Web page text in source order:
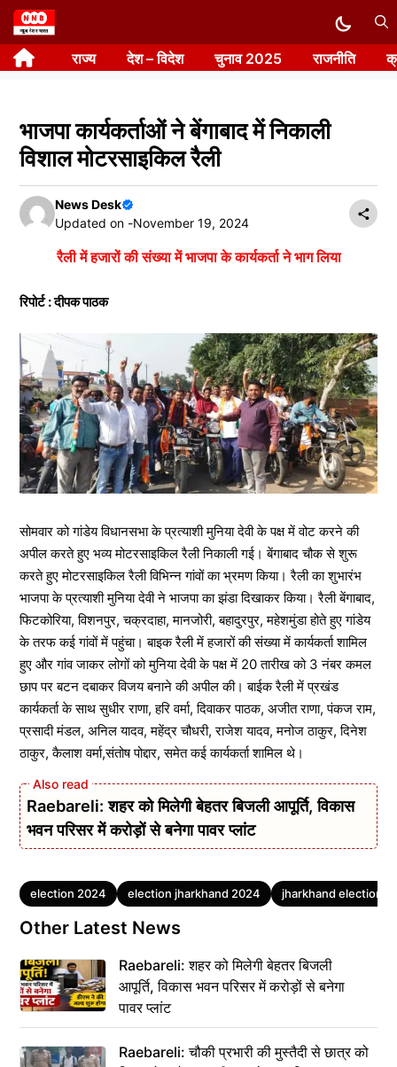
Skip
to
content राज्य देश – विदेश चुनाव 2025 राजनीति
भाजपा कार्यकर्ताओं ने बेंगाबाद में निकाली
विशाल मोटरसाइकिल रैली
News Desk
Updated on -November 19, 2024
रैली में हजारों की संख्या में भाजपा के कार्यकर्ता ने भाग लिया
रिपोर्ट : दीपक पाठक
सोमवार को गांडेय विधानसभा के प्रत्याशी मुनिया देवी के पक्ष में वोट करने की
अपील करते हुए भव्य मोटरसाइकिल रैली निकाली गई। बेंगाबाद चौक से शुरू
करते हुए मोटरसाइकिल रैली विभिन्न गांवों का भ्रमण किया। रैली का शुभारंभ
भाजपा के प्रत्याशी मुनिया देवी ने भाजपा का झंडा दिखाकर किया। रैली बेंगाबाद,
फिटकोरिया, विशनपुर, चक्रदाहा, मानजोरी, बहादुरपुर, महेशमुंडा होते हुए गांडेय
के तरफ कई गांवों में पहुंचा। बाइक रैली में हजारों की संख्या में कार्यकर्ता शामिल
हुए और गांव जाकर लोगों को मुनिया देवी के पक्ष में 20 तारीख को 3 नंबर कमल
छाप पर बटन दबाकर विजय बनाने की अपील की। बाईक रैली में प्रखंड
कार्यकर्ता के साथ सुधीर राणा, हरि वर्मा, दिवाकर पाठक, अजीत राणा, पंकज राम,
प्रसादी मंडल, अनिल यादव, महेंद्र चौधरी, राजेश यादव, मनोज ठाकुर, दिनेश
ठाकुर, कैलाश वर्मा,संतोष पोद्दार, समेत कई कार्यकर्ता शामिल थे।
Raebareli: शहर को मिलेगी बेहतर बिजली आपूर्ति, विकास
भवन परिसर में करोड़ों से बनेगा पावर प्लांट
Tags
election 2024 election jharkhand 2024 jharkhand election
Other Latest News
Raebareli: शहर को मिलेगी बेहतर बिजली
आपूर्ति, विकास भवन परिसर में करोड़ों से बनेगा
पावर प्लांट
Raebareli: चौकी प्रभारी की मुस्तैदी से छात्र को